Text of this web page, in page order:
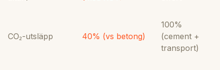
CO₂-utsläpp 40% (vs betong)
100%
(cement +
transport)